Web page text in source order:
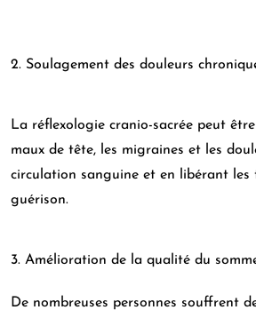
2. Soulagement des douleurs
La réflexologie cranio-sacrée peut
maux de tête, les migraines et les
circulation sanguine et en libérant les
guérison.
3. Amélioration de la qualité du
De nombreuses personnes souffrent